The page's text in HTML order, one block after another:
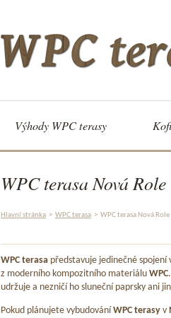
Výhody WPC terasy
WPC terasa Nová Role
Hlavní stránka > WPC terasa > WPC terasa Nová Role
WPC terasa představuje jedinečné spojení
z moderního kompozitního materiálu WPC
udržuje a nezničí ho sluneční paprsky ani
Pokud plánujete vybudování WPC terasy v